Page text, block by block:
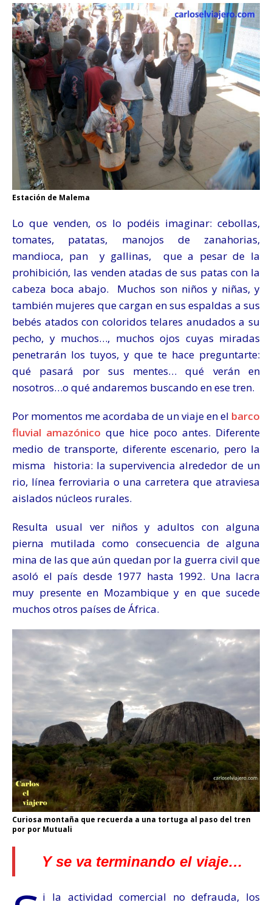
Estación de Malema
Lo que venden, os lo podéis imaginar: cebollas,
tomates, patatas, manojos de zanahorias,
mandioca, pan y gallinas, que a pesar de la
prohibición, las venden atadas de sus patas con la
cabeza boca abajo. Muchos son niños y niñas, y
también mujeres que cargan en sus espaldas a sus
bebés atados con coloridos telares anudados a su
pecho, y muchos…, muchos ojos cuyas miradas
penetrarán los tuyos, y que te hace preguntarte:
qué pasará por sus mentes… qué verán en
nosotros…o qué andaremos buscando en ese tren.
Por momentos me acordaba de un viaje en el barco
fluvial amazónico que hice poco antes. Diferente
medio de transporte, diferente escenario, pero la
misma historia: la supervivencia alrededor de un
rio, línea ferroviaria o una carretera que atraviesa
aislados núcleos rurales.
Resulta usual ver niños y adultos con alguna
pierna mutilada como consecuencia de alguna
mina de las que aún quedan por la guerra civil que
asoló el país desde 1977 hasta 1992. Una lacra
muy presente en Mozambique y en que sucede
muchos otros países de África.
Curiosa montaña que recuerda a una tortuga al paso del tren
por por Mutuali
Y se va terminando el viaje…
i la actividad comercial no defrauda, los